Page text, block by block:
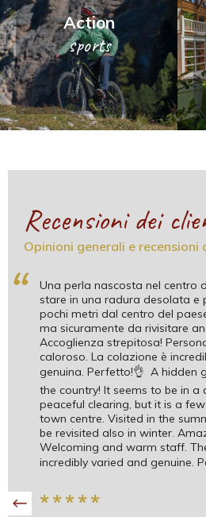
Action
sports
Recensioni dei
Opinioni generali e
“
Una perla nascosta nel centro
stare in una radura desolata e
pochi metri dal centro del
ma sicuramente da rivisitare
Accoglienza strepitosa!
caloroso. La colazione è
genuina. Perfetto!👌 A hidden
the country! It seems to be in a
peaceful clearing, but it is a
town centre. Visited in the
be revisited also in winter.
Welcoming and warm staff.
incredibly varied and genuine.
*****